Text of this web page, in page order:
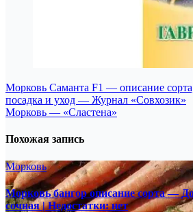
Навигация
по
Морковь Саманта F1 — описание
посадка и уход — Журнал «Совхозик»
Морковь — «Сластена»
Похожая запись
Морковь
Морковь бангор описание сорта —
сочная | Недостатки: нет